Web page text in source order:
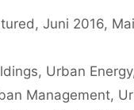
,Juni 2016,
, Urban Energy
Management,